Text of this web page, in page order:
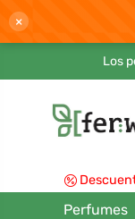
×
Los
Perfumes